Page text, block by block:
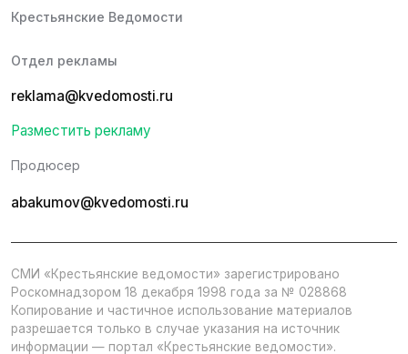
Крестьянские Ведомости
Отдел рекламы
reklama@kvedomosti.ru
Разместить рекламу
Продюсер
abakumov@kvedomosti.ru
СМИ «Крестьянские ведомости» зарегистрировано
Роскомнадзором 18 декабря 1998 года за № 028868
Копирование и частичное использование материалов
разрешается только в случае указания на источник
информации — портал «Крестьянские ведомости».